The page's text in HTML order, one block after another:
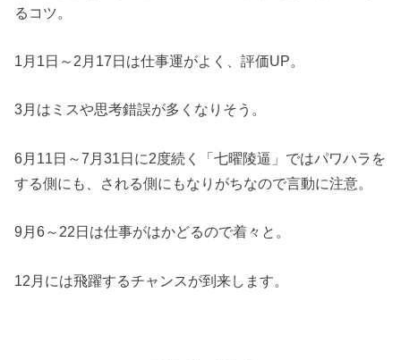
るコツ。
1月1日～2月17日は仕事運がよく、評価UP。
3月はミスや思考錯誤が多くなりそう。
6月11日～7月31日に2度続く「七曜陵逼」ではパワハラを
する側にも、される側にもなりがちなので言動に注意。
9月6～22日は仕事がはかどるので着々と。
12月には飛躍するチャンスが到来します。